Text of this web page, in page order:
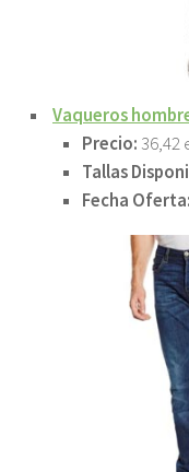
Vaqueros
Precio: 36,42
Tallas
Fecha Oferta: